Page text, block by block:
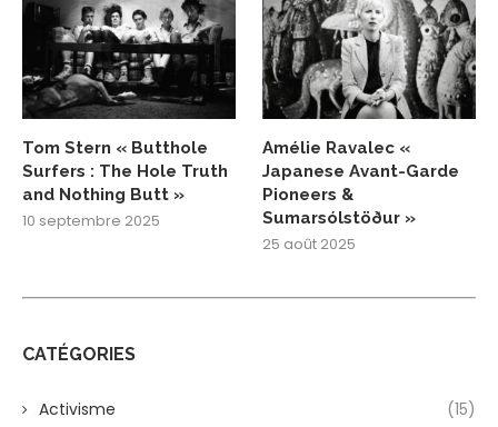
Tom Stern « Butthole
Surfers : The Hole Truth
and Nothing Butt »
10 septembre 2025
Amélie Ravalec «
Japanese Avant-Garde
Pioneers &
Sumarsólstöður »
25 août 2025
CATÉGORIES
Activisme (15)